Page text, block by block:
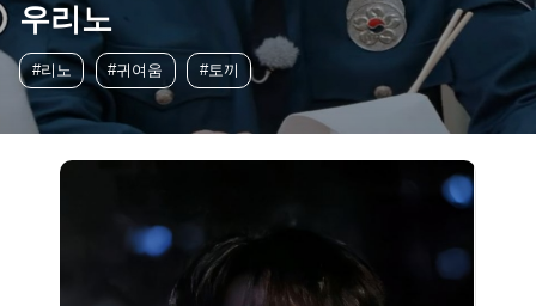
우리노
#리노 #귀여움 #토끼